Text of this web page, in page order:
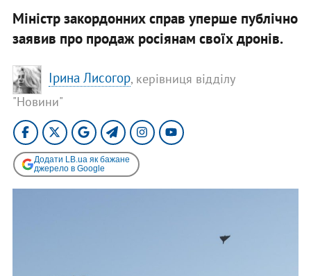
Міністр закордонних справ уперше публічно
заявив про продаж росіянам своїх дронів.
Ірина Лисогор, керівниця відділу
"Новини"
Додати LB.ua як бажане
джерело в Google